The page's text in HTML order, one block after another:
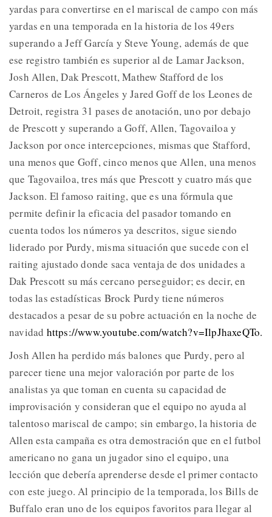
yardas para convertirse en el mariscal de campo con más
yardas en una temporada en la historia de los 49ers
superando a Jeff García y Steve Young, además de que
ese registro también es superior al de Lamar Jackson,
Josh Allen, Dak Prescott, Mathew Stafford de los
Carneros de Los Ángeles y Jared Goff de los Leones de
Detroit, registra 31 pases de anotación, uno por debajo
de Prescott y superando a Goff, Allen, Tagovailoa y
Jackson por once intercepciones, mismas que Stafford,
una menos que Goff, cinco menos que Allen, una menos
que Tagovailoa, tres más que Prescott y cuatro más que
Jackson. El famoso raiting, que es una fórmula que
permite definir la eficacia del pasador tomando en
cuenta todos los números ya descritos, sigue siendo
liderado por Purdy, misma situación que sucede con el
raiting ajustado donde saca ventaja de dos unidades a
Dak Prescott su más cercano perseguidor; es decir, en
todas las estadísticas Brock Purdy tiene números
destacados a pesar de su pobre actuación en la noche de
navidad https://www.youtube.com/watch?v=IlpJhaxeQTo.
Josh Allen ha perdido más balones que Purdy, pero al
parecer tiene una mejor valoración por parte de los
analistas ya que toman en cuenta su capacidad de
improvisación y consideran que el equipo no ayuda al
talentoso mariscal de campo; sin embargo, la historia de
Allen esta campaña es otra demostración que en el futbol
americano no gana un jugador sino el equipo, una
lección que debería aprenderse desde el primer contacto
con este juego. Al principio de la temporada, los Bills de
Buffalo eran uno de los equipos favoritos para llegar al